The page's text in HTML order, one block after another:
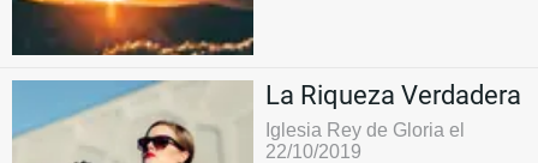
La Riqueza Verdadera
Iglesia Rey de Gloria el
22/10/2019